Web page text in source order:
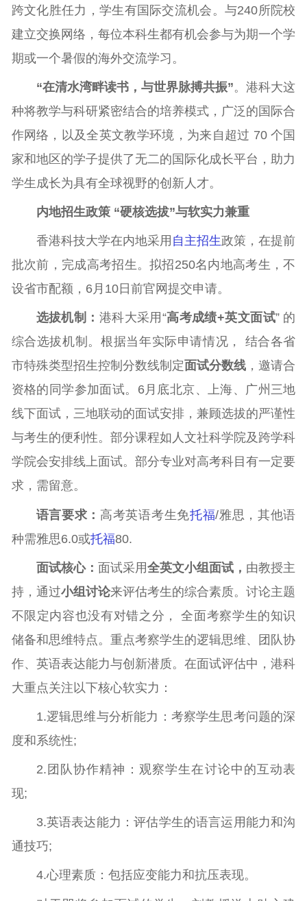
跨文化胜任力，学生有国际交流机会。与240所院校
建立交换网络，每位本科生都有机会参与为期一个学
期或一个暑假的海外交流学习。
“在清水湾畔读书，与世界脉搏共振”。港科大这
种将教学与科研紧密结合的培养模式，广泛的国际合
作网络，以及全英文教学环境，为来自超过 70 个国
家和地区的学子提供了无二的国际化成长平台，助力
学生成长为具有全球视野的创新人才。
内地招生政策 “硬核选拔”与软实力兼重
香港科技大学在内地采用 自主招生政策，在提前
批次前，完成高考招生。拟招250名内地高考生，不
设省市配额，6月10日前官网提交申请。
选拔机制： 港科大采用“高考成绩+英文面试” 的
综合选拔机制。根据当年实际申请情况， 结合各省
市特殊类型招生控制分数线制定面试分数线 ，邀请合
资格的同学参加面试。6月底北京、上海、广州三地
线下面试，三地联动的面试安排，兼顾选拔的严谨性
与考生的便利性。部分课程如人文社科学院及跨学科
学院会安排线上面试。部分专业对高考科目有一定要
求，需留意。
语言要求： 高考英语考生免托福/雅思，其他语
种需雅思6.0或托福80.
面试核心： 面试采用全英文小组面试， 由教授主
持，通过小组讨论来评估考生的综合素质。讨论主题
不限定内容也没有对错之分， 全面考察学生的知识
储备和思维特点。重点考察学生的逻辑思维、团队协
作、英语表达能力与创新潜质。在面试评估中，港科
大重点关注以下核心软实力：
1.逻辑思维与分析能力：考察学生思考问题的深
度和系统性;
2.团队协作精神：观察学生在讨论中的互动表
现;
3.英语表达能力：评估学生的语言运用能力和沟
通技巧;
4.心理素质：包括应变能力和抗压表现。